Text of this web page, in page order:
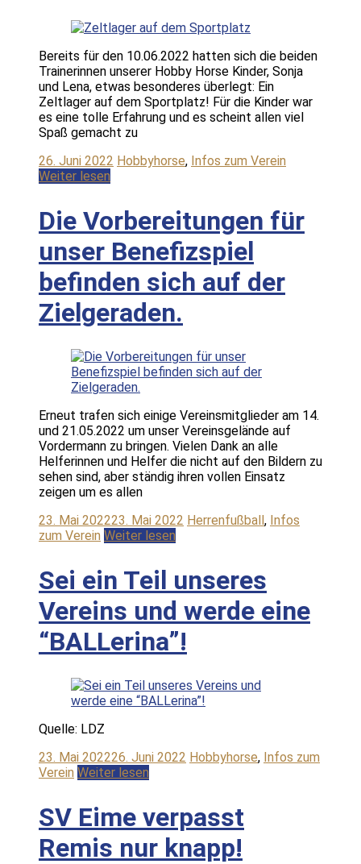
Bereits für den 10.06.2022 hatten sich die beiden
Trainerinnen unserer Hobby Horse Kinder, Sonja
und Lena, etwas besonderes überlegt: Ein
Zeltlager auf dem Sportplatz! Für die Kinder war
es eine tolle Erfahrung und es scheint allen viel
Spaß gemacht zu
26. Juni 2022 Hobbyhorse, Infos zum Verein
Weiter lesen
Die Vorbereitungen für
unser Benefizspiel
befinden sich auf der
Zielgeraden.
Erneut trafen sich einige Vereinsmitglieder am 14.
und 21.05.2022 um unser Vereinsgelände auf
Vordermann zu bringen. Vielen Dank an alle
Helferinnen und Helfer die nicht auf den Bildern zu
sehen sind, aber ständig ihren vollen Einsatz
zeigen um es allen
23. Mai 202223. Mai 2022 Herrenfußball, Infos
zum Verein Weiter lesen
Sei ein Teil unseres
Vereins und werde eine
“BALLerina”!
Quelle: LDZ
23. Mai 202226. Juni 2022 Hobbyhorse, Infos zum
Verein Weiter lesen
SV Eime verpasst
Remis nur knapp!